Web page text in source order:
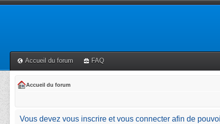
Accueil du forum FAQ
Accueil du forum
Vous devez vous inscrire et vous connecter afin de